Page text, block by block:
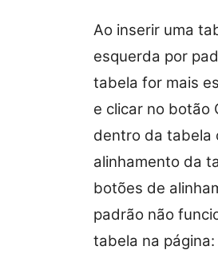
Ao inserir uma
esquerda por
tabela for mais
e clicar no botão
dentro da tabela
alinhamento da
botões de
padrão não
tabela na